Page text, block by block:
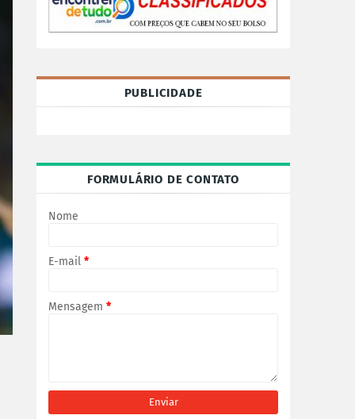
PUBLICIDADE
FORMULÁRIO DE CONTATO
Nome
E-mail *
Mensagem *